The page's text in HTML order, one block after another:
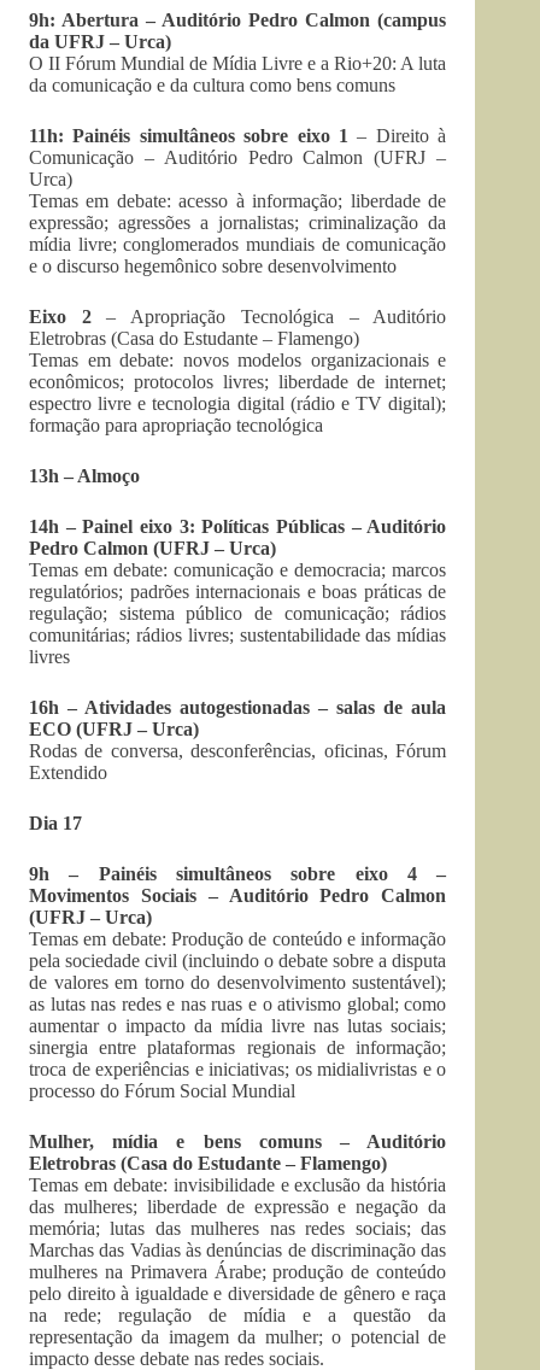
9h: Abertura – Auditório Pedro Calmon (campus
da UFRJ – Urca)
O II Fórum Mundial de Mídia Livre e a Rio+20: A luta
da comunicação e da cultura como bens comuns
11h: Painéis simultâneos sobre eixo 1 – Direito à
Comunicação – Auditório Pedro Calmon (UFRJ –
Urca)
Temas em debate: acesso à informação; liberdade de
expressão; agressões a jornalistas; criminalização da
mídia livre; conglomerados mundiais de comunicação
e o discurso hegemônico sobre desenvolvimento
Eixo 2– Apropriação Tecnológica – Auditório
Eletrobras (Casa do Estudante – Flamengo)
Temas em debate: novos modelos organizacionais e
econômicos; protocolos livres; liberdade de internet;
espectro livre e tecnologia digital (rádio e TV digital);
formação para apropriação tecnológica
13h – Almoço
14h – Painel eixo 3: Políticas Públicas – Auditório
Pedro Calmon (UFRJ – Urca)
Temas em debate: comunicação e democracia; marcos
regulatórios; padrões internacionais e boas práticas de
regulação; sistema público de comunicação; rádios
comunitárias; rádios livres; sustentabilidade das mídias
livres
16h – Atividades autogestionadas – salas de aula
ECO (UFRJ – Urca)
Rodas de conversa, desconferências, oficinas, Fórum
Extendido
Dia 17
9h – Painéis simultâneos sobre eixo 4 –
Movimentos Sociais – Auditório Pedro Calmon
(UFRJ – Urca)
Temas em debate: Produção de conteúdo e informação
pela sociedade civil (incluindo o debate sobre a disputa
de valores em torno do desenvolvimento sustentável);
as lutas nas redes e nas ruas e o ativismo global; como
aumentar o impacto da mídia livre nas lutas sociais;
sinergia entre plataformas regionais de informação;
troca de experiências e iniciativas; os midialivristas e o
processo do Fórum Social Mundial
Mulher, mídia e bens comuns – Auditório
Eletrobras (Casa do Estudante – Flamengo)
Temas em debate: invisibilidade e exclusão da história
das mulheres; liberdade de expressão e negação da
memória; lutas das mulheres nas redes sociais; das
Marchas das Vadias às denúncias de discriminação das
mulheres na Primavera Árabe; produção de conteúdo
pelo direito à igualdade e diversidade de gênero e raça
na rede; regulação de mídia e a questão da
representação da imagem da mulher; o potencial de
impacto desse debate nas redes sociais.